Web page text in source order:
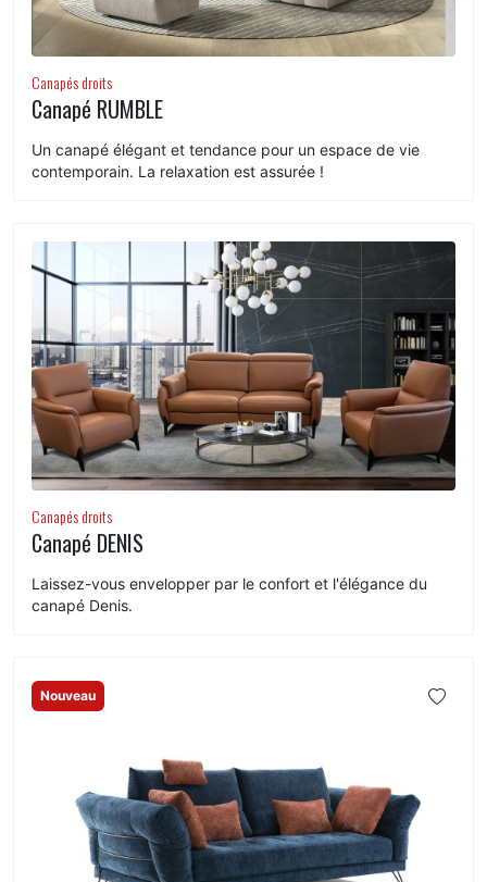
Canapés droits
Canapé RUMBLE
Un canapé élégant et tendance pour un espace de vie
contemporain. La relaxation est assurée !
Canapés droits
Canapé DENIS
Laissez-vous envelopper par le confort et l'élégance du
canapé Denis.
Nouveau